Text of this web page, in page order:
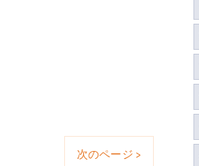
次のページ >